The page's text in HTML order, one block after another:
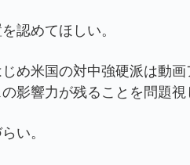
認めてほしい。
め米国の対中強硬派は動画
影響力が残ることを問題視
い。